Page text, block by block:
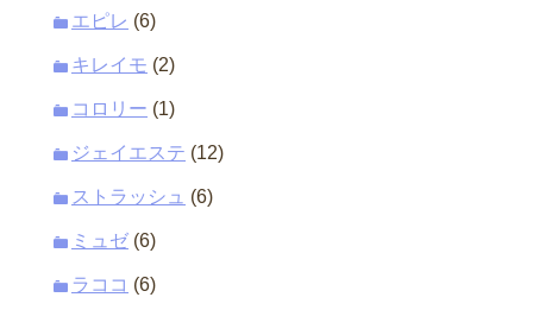
エピレ (6)
キレイモ (2)
コロリー (1)
ジェイエステ (12)
ストラッシュ (6)
ミュゼ (6)
ラココ (6)